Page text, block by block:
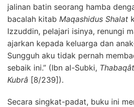
jalinan batin seorang hamba
bacalah kitab Maqashidus Shalat
Izzuddin, pelajari isinya, renungi
ajarkan kepada keluarga dan
Sungguh aku tidak pernah
sebaik ini.” (Ibn al-Subki,
Kubrâ [8/239]).
Secara singkat-padat, buku ini